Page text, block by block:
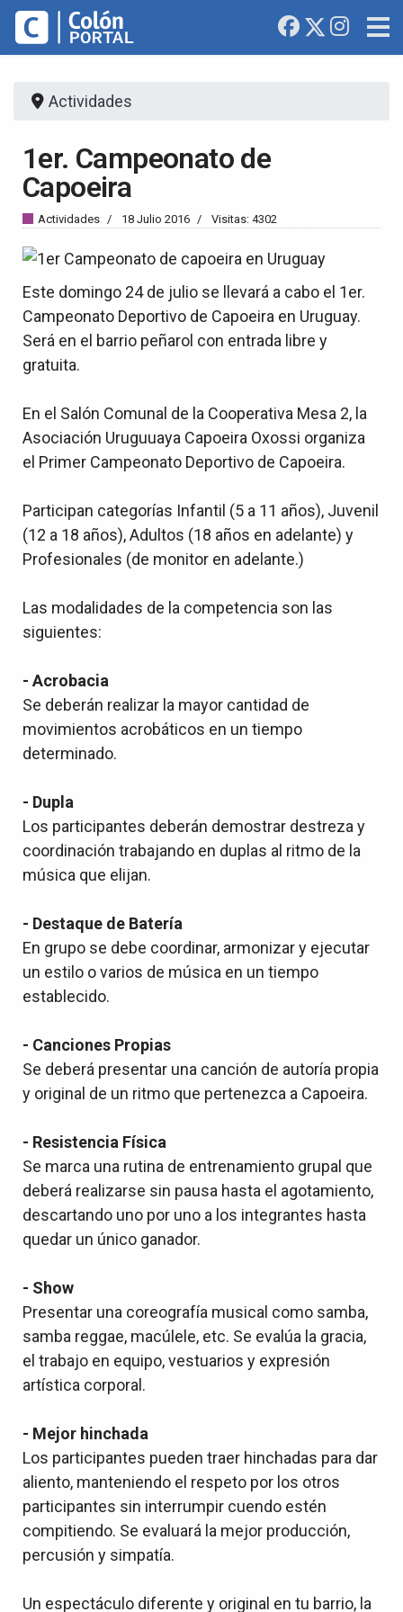
Actividades
1er. Campeonato de
Capoeira
Actividades 18 Julio 2016 Visitas: 4302
Este domingo 24 de julio se llevará a cabo el 1er.
Campeonato Deportivo de Capoeira en Uruguay.
Será en el barrio peñarol con entrada libre y
gratuita.
En el Salón Comunal de la Cooperativa Mesa 2, la
Asociación Uruguuaya Capoeira Oxossi organiza
el Primer Campeonato Deportivo de Capoeira.
Participan categorías Infantil (5 a 11 años), Juvenil
(12 a 18 años), Adultos (18 años en adelante) y
Profesionales (de monitor en adelante.)
Las modalidades de la competencia son las
siguientes:
- Acrobacia
Se deberán realizar la mayor cantidad de
movimientos acrobáticos en un tiempo
determinado.
- Dupla
Los participantes deberán demostrar destreza y
coordinación trabajando en duplas al ritmo de la
música que elijan.
- Destaque de Batería
En grupo se debe coordinar, armonizar y ejecutar
un estilo o varios de música en un tiempo
establecido.
- Canciones Propias
Se deberá presentar una canción de autoría propia
y original de un ritmo que pertenezca a Capoeira.
- Resistencia Física
Se marca una rutina de entrenamiento grupal que
deberá realizarse sin pausa hasta el agotamiento,
descartando uno por uno a los integrantes hasta
quedar un único ganador.
- Show
Presentar una coreografía musical como samba,
samba reggae, macúlele, etc. Se evalúa la gracia,
el trabajo en equipo, vestuarios y expresión
artística corporal.
- Mejor hinchada
Los participantes pueden traer hinchadas para dar
aliento, manteniendo el respeto por los otros
participantes sin interrumpir cuendo estén
compitiendo. Se evaluará la mejor producción,
percusión y simpatía.
Un espectáculo diferente y original en tu barrio, la